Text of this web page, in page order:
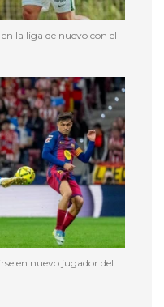
la liga de nuevo con el
en nuevo jugador del